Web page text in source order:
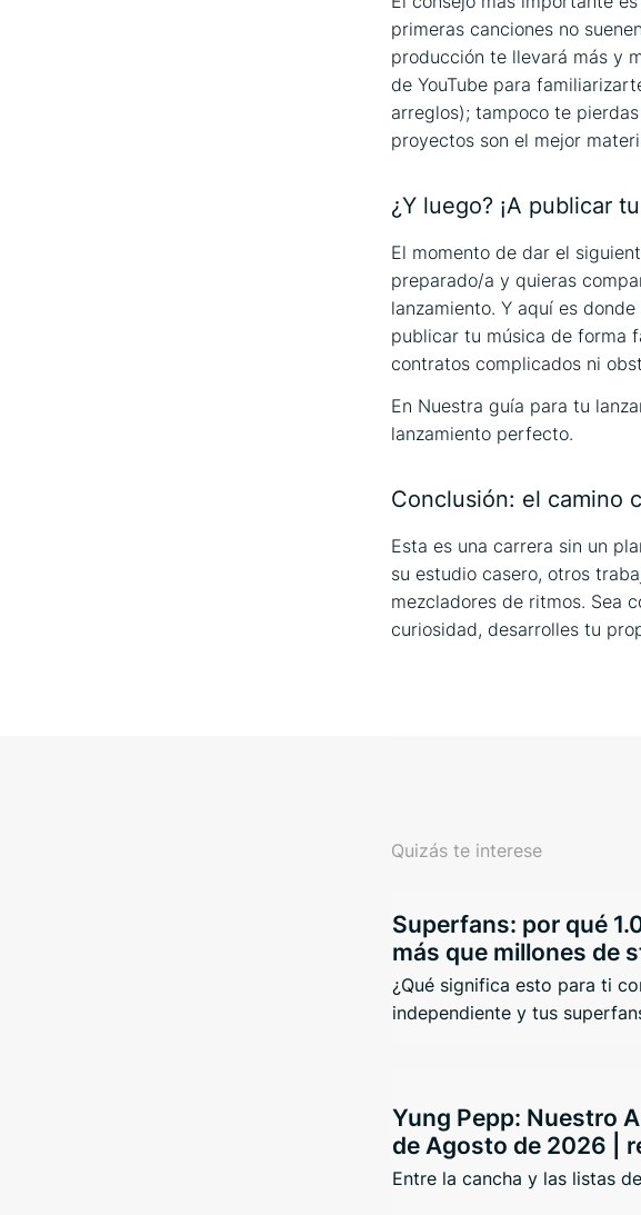
primeras canciones no
producción te llevará más y
de YouTube para
arreglos); tampoco te
proyectos son el mejor
¿Y luego? ¡A publicar
El momento de dar el
preparado/a y quieras
lanzamiento. Y aquí es
publicar tu música de forma
contratos complicados ni
En Nuestra guía para tu
lanzamiento perfecto.
Conclusión: el camino
Esta es una carrera sin un
su estudio casero, otros
mezcladores de ritmos. Sea
curiosidad, desarrolles tu
Quizás te interese
Superfans: por qué
más que millones de
¿Qué significa esto para ti
independiente y tus
Yung Pepp: Nuestro
de Agosto de 2026 |
Entre la cancha y las listas